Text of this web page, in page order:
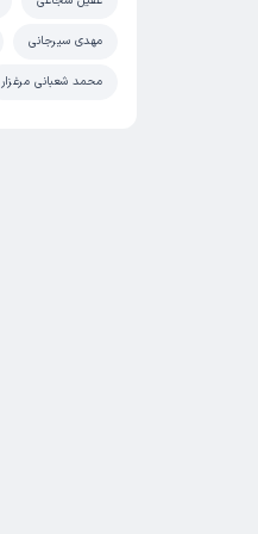
مهدی سیرجانی
محمد شعبانی مرغزار